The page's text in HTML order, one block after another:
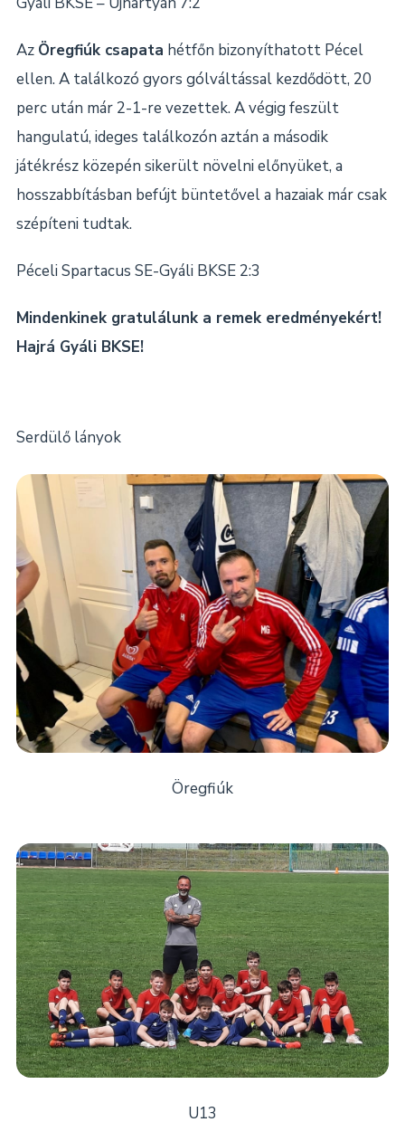
Az Öregfiúk csapata hétfőn bizonyíthatott Pécel
ellen. A találkozó gyors gólváltással kezdődött, 20
perc után már 2-1-re vezettek. A végig feszült
hangulatú, ideges találkozón aztán a második
játékrész közepén sikerült növelni előnyüket, a
hosszabbításban befújt büntetővel a hazaiak már csak
szépíteni tudtak.
Péceli Spartacus SE-Gyáli BKSE 2:3
Mindenkinek gratulálunk a remek eredményekért!
Hajrá Gyáli BKSE!
Serdülő lányok
Öregfiúk
U13